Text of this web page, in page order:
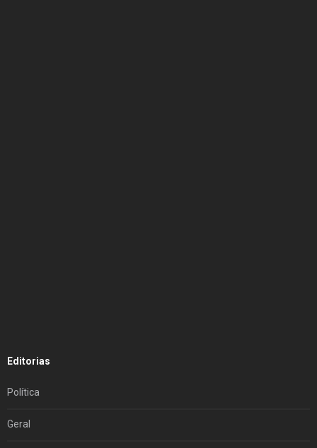
Editorias
Política
Geral